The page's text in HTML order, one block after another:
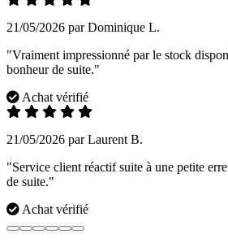
21/05/2026 par Dominique L.
"Vraiment impressionné par le stock
bonheur de suite."
Achat vérifié
21/05/2026 par Laurent B.
"Service client réactif suite à une petite
de suite."
Achat vérifié